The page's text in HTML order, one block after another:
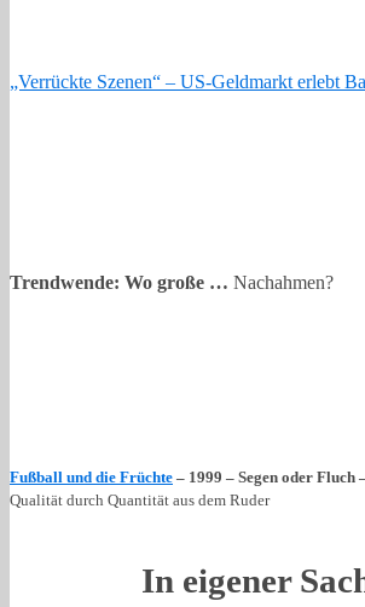
„Verrückte Szenen“ – US-Geldmarkt erlebt
Trendwende: Wo große … Nachahmen?
Fußball und die Früchte – 1999 – Segen oder Fluch
Qualität durch Quantität aus dem Ruder
In eigener